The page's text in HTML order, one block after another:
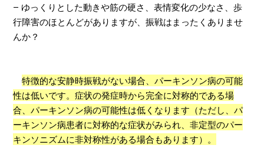
– ゆっくりとした動きや筋の硬さ、表情変化の少なさ、歩
行障害のほとんどがありますが、振戦はまったくありませ
んか？
特徴的な安静時振戦がない場合、パーキンソン病の可能
性は低いです。症状の発症時から完全に対称的である場
合、パーキンソン病の可能性は低くなります（ただし、パ
ーキンソン病患者に対称的な症状がみられ、非定型のパー
キンソニズムに非対称性がある場合もあります）。